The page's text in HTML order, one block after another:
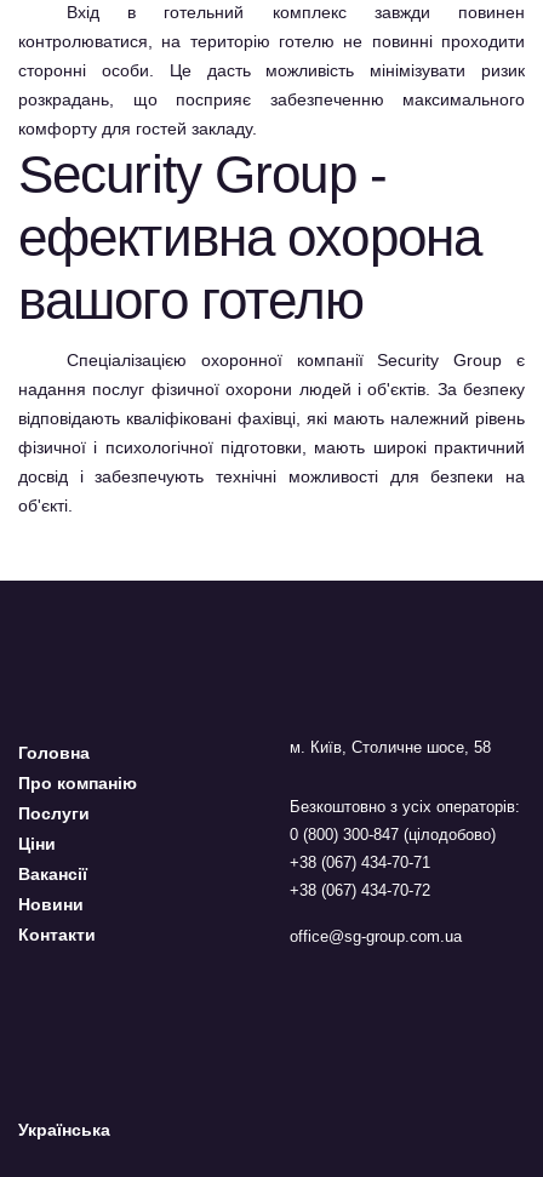
Вхід в готельний комплекс завжди повинен
контролюватися, на територію готелю не повинні проходити
сторонні особи. Це дасть можливість мінімізувати ризик
розкрадань, що посприяє забезпеченню максимального
комфорту для гостей закладу.
Security Group -
ефективна охорона
вашого готелю
Спеціалізацією охоронної компанії Security Group є
надання послуг фізичної охорони людей і об'єктів. За безпеку
відповідають кваліфіковані фахівці, які мають належний рівень
фізичної і психологічної підготовки, мають широкі практичний
досвід і забезпечують технічні можливості для безпеки на
об'єкті.
Головна
Про компанію
Послуги
Ціни
Вакансії
Новини
Контакти
Українська
м. Київ, Столичне шосе, 58
Безкоштовно з усіх операторів:
0 (800) 300-847 (цілодобово)
+38 (067) 434-70-71
+38 (067) 434-70-72
office@sg-group.com.ua